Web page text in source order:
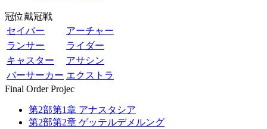
冠位戴冠戦
セイバー
アーチャー
ランサー
ライダー
キャスター
アサシン
バーサーカー エクストラ
Final Order Projec
第2部第1章 アナスタシア
第2部第2章 ゲッテルデメルング